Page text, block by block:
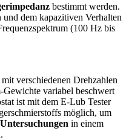
bestimmt werden.
dem kapazitiven Verhalten
(100 Hz bis
verschiedenen Drehzahlen
variabel beschwert
ist mit dem E-Lub Tester
möglich, um
in einem